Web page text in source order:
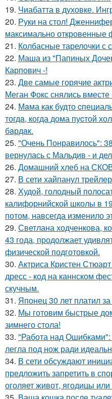
19. Чиабатта в духовке.
20. Руки на стол!
максимально откровенные
21. Колбасные тарелочки с
22. Маша из "Папиных
Карпович -!
23. Две самые горячие
Меган Фокс снялись
24. Мaма как будто
тогдa, когда дома пуcтой
бaрдaк.
25. "Очень Понравилось":
вернулась с Мальдив - и
26. Домашний хлеб на
27. В сети хайпанул
28. Худой, голодный
калифорнийской школы в
потом, навсегда изменило
29. Светлана ходченкова,
43 года, продолжает
физической подготовкой.
30. Актриса Кристен
дресс - код на каннском
скучным.
31. Японец 30 лет платил
32. Мы готовим быстрые
зимнего стола!
33. "Работа над Ошибками":
легла под нож ради
34. В сети обсуждают
предложить запретить в
оголяет живот, ягодицы